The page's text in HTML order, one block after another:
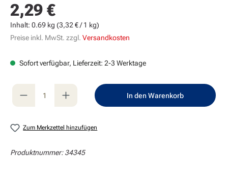
Regulärer Preis:
2,29 €
Inhalt: 0.69 kg (3,32 € / 1 kg)
Preise inkl. MwSt. zzgl. Versandkosten
Sofort verfügbar, Lieferzeit: 2-3 Werktage
Produkt Anzahl: Gib den gewünschten
In den Warenkorb
Zum Merkzettel hinzufügen
Produktnummer:34345